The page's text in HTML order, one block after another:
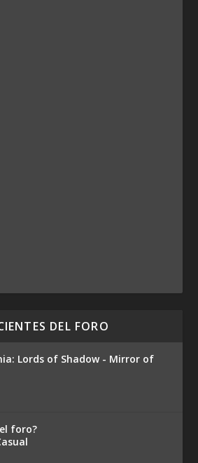
DEL FORO
Lords of Shadow - Mirror of
foro?